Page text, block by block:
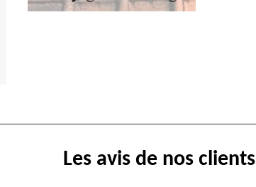
Les avis de nos clients